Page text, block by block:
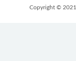
Copyright © 2021